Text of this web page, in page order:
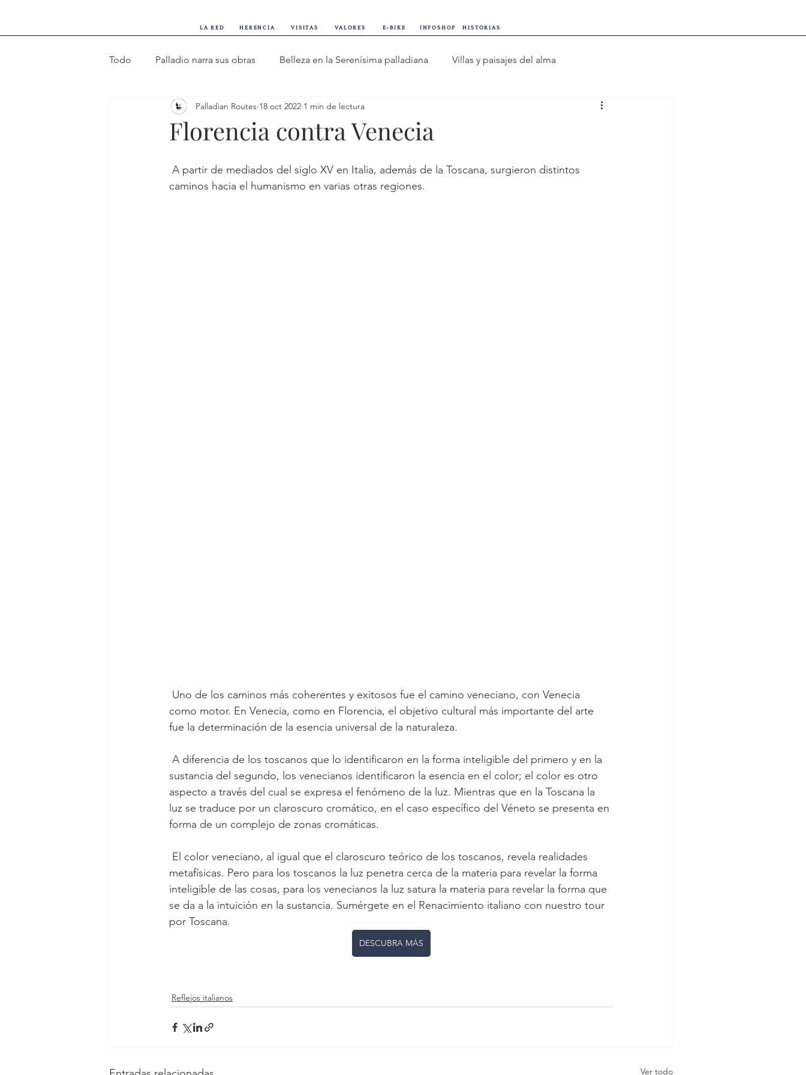
HERENCIA
LA RED HISTORIAS
INFOSHOP
E-BIKE
VALORES
VISITAS
Todo Palladio narra sus obras Belleza en la Serenísima palladiana Villas y paisajes del alma
Pasos lentos y buen gusto Reflejos italianos
Florencia contra Venecia
Palladian Routes 18 oct 2022 1 min de lectura
caminos hacia el humanismo en varias otras regiones.
como motor. En Venecia, como en Florencia, el objetivo cultural más importante del arte
fue la determinación de la esencia universal de la naturaleza.
sustancia del segundo, los venecianos identificaron la esencia en el color; el color es otro
aspecto a través del cual se expresa el fenómeno de la luz. Mientras que en la Toscana la
luz se traduce por un claroscuro cromático, en el caso específico del Véneto se presenta en
forma de un complejo de zonas cromáticas.
metafísicas. Pero para los toscanos la luz penetra cerca de la materia para revelar la forma
inteligible de las cosas, para los venecianos la luz satura la materia para revelar la forma que
se da a la intuición en la sustancia. Sumérgete en el Renacimiento italiano con nuestro tour
por Toscana.
DESCUBRA MÁS
Reflejos italianos
Ver todo